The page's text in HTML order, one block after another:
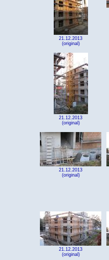
21.12.2013
(original)
21.12.2013
(original)
21.12.2013
(original)
21.12.2013
(original)